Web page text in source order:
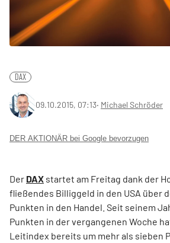
DAX
09.10.2015, 07:13‧ Michael Schröder
DER AKTIONÄR bei Google bevorzugen
Der DAX startet am Freitag dank der
fließendes Billiggeld in den USA über
Punkten in den Handel. Seit seinem
Punkten in der vergangenen Woche
Leitindex bereits um mehr als sieben